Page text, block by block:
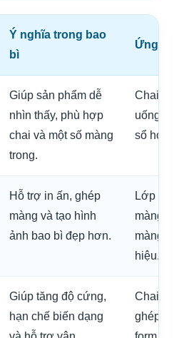
Ý nghĩa trong bao
bì
Ứng
Giúp sản phẩm dễ
nhìn thấy, phù hợp
chai và một số màng
trong.
Chai
uống,
sổ hoặc
Hỗ trợ in ấn, ghép
màng và tạo hình
ảnh bao bì đẹp hơn.
Lớp
màng
màng,
hiệu.
Giúp tăng độ cứng,
hạn chế biến dạng
Chai,
ghép,